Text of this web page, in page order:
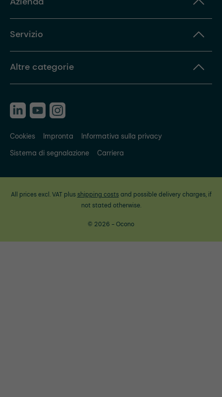
Servizio
Altre categorie
Cookies Impronta
Informativa sulla privacy
Sistema di segnalazione
Carriera
All prices excl. VAT plus shipping costsand possible delivery charges, if
not stated otherwise.
© 2026 - Ocono